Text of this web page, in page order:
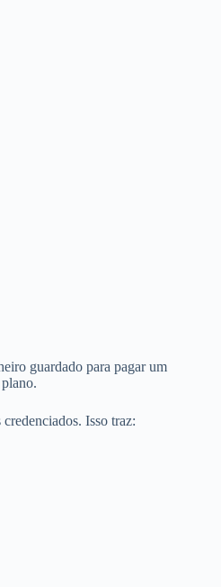
guardado para pagar um
Isso traz: